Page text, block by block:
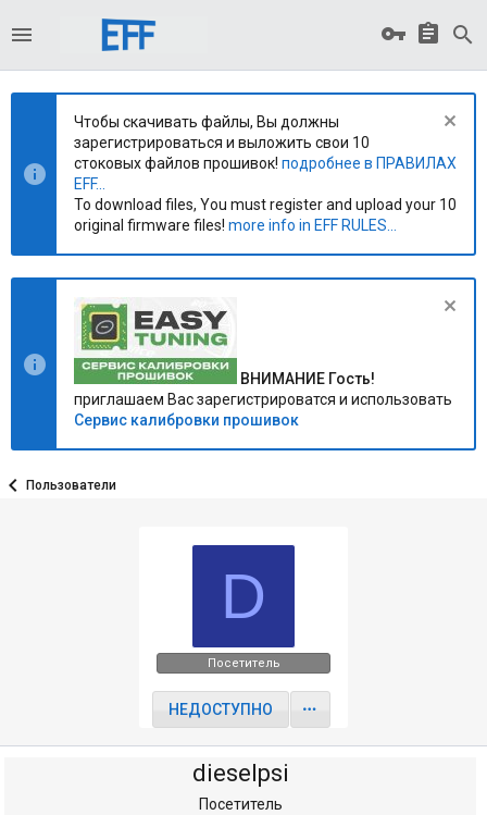
Чтобы скачивать файлы, Вы должны
зарегистрироваться и выложить свои 10
стоковых файлов прошивок! подробнее в ПРАВИЛАХ
EFF...
To download files, You must register and upload your 10
original firmware files! more info in EFF RULES...
ВНИМАНИЕ Гость!
приглашаем Вас зарегистрироватся и использовать
Сервис калибровки прошивок
Пользователи
D
Посетитель
НЕДОСТУПНО
dieselpsi
Посетитель